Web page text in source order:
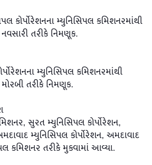
કોર્પોરેશનના મ્યુનિસિપલ કમિશનરમાંથી
તરીકે નિમણૂક.
મ્યુનિસિપલ કમિશનરમાંથી
તરીકે નિમણૂક.
સુરત મ્યુનિસિપલ કોર્પોરેશન,
મ્યુનિસિપલ કોર્પોરેશન, અમદાવાદ
કમિશનર તરીકે મુકવામાં આવ્યા.